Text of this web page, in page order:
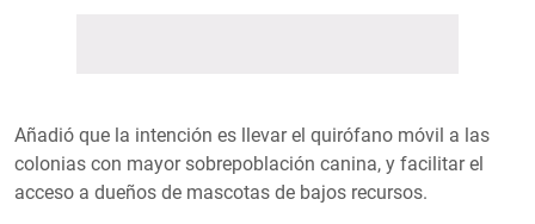
Añadió que la intención es llevar el quirófano móvil a las
colonias con mayor sobrepoblación canina, y facilitar el
acceso a dueños de mascotas de bajos recursos.